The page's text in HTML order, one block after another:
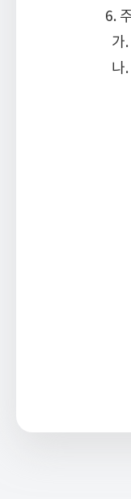
6.
가
나